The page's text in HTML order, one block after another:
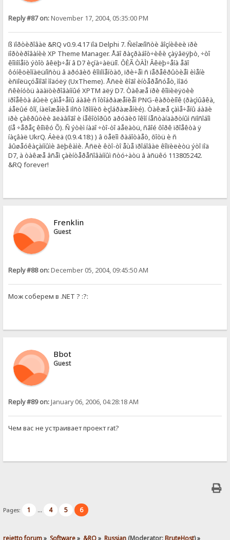
Reply #87 on:November 17, 2004, 05:35:00 PM
ß ïîðòèðîâàë &RQ v0.9.4.17 ïîä Delphi 7. Ñëîæíîñòè âîçíèêëè ïðè
ïîðòèðîâàíèè XP Theme Manager. Åãî ðàçðàáîò÷èêè çàÿâëÿþò, ÷òî
êîìïîíåíò ýòîò âêëþ÷åí â D7 èçíà÷àëüíî. ÔÈÃ ÒÀÌ! Âêëþ÷åíà åãî
ôóíêöèîíàëüíîñòü â äðóãèõ êîìïîíåíòàõ, ïðè÷åì ñ ïåðåêðûòèåì èìåíè
èñïîëüçóåìîãî ìîäóëÿ (UxTheme). Åñëè êîãî èíòåðåñóåò, ìîãó
ñêèíóòü àäàïòèðîâàííûé XPTM äëÿ D7. Òàêæå ïðè êîìïèëÿöèè
ïðîåêòà áûëè çàìå÷åíû áàãè ñ îòîáðàæåíèåì PNG-êàðòèíîê (ðàçìûâêà,
áåëûé ôîí, íàëîæåíèå ïîñò îðîííèõ èçîáðàæåíèé). Òàêæå çàìå÷åíû áàãè
ïðè çàêðûòèè ãëàâíîãî è íåêîòîðûõ äðóãèõ îêîí íåñòàíäàðòíûì ñïîñîáîì
(íå ÷åðåç êíîïêó Õ). Ñ ýòèì íàäî ÷òî-òî äåëàòü, ñâîé ôîðê ïðîåêòà ÿ
íàçâàë UkrQ. Áèëä (0.9.4.18:) ) â öåëîì ðàáîòàåò, õîòü è ñ
âûøåóêàçàííûìè ãëþêàìè. Åñëè êòî-òî åùå ïðîáîâàë êîìïèëèòü ýòî ïîä
D7, à òàêæå âñåì çàèíòåðåñîâàííûì ñòó÷àòü â àñüêó 113805242.
&RQ forever!
Frenklin
Guest
Reply #88 on:December 05, 2004, 09:45:50 AM
Мож соберем в .NET ? :?:
Bbot
Guest
Reply #89 on:January 06, 2006, 04:28:18 AM
Чем вас не устраивает проект rat?
Pages: 1 ... 4 5 6
rejetto forum» Software» &RQ» Russian (Moderator:BruteHost) »